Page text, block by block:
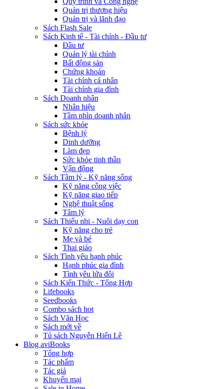
Quản trị thương hiệu
Quản trị và lãnh đạo
Sách Flash Sale
Sách Kinh tế - Tài chính - Đầu tư
Đầu tư
Quản lý tài chính
Bất động sản
Chứng khoán
Tài chính cá nhân
Tài chính gia đình
Sách Doanh nhân
Nhân hiệu
Tầm nhìn doanh nhân
Sách sức khỏe
Bệnh lý
Dinh dưỡng
Làm đẹp
Sức khỏe tinh thần
Vận động
Sách Tâm lý - Kỹ năng sống
Kỹ năng công việc
Kỹ năng giao tiếp
Nghệ thuật sống
Tâm lý
Sách Thiếu nhi - Nuôi dạy con
Kỹ năng cho trẻ
Mẹ và bé
Thai giáo
Sách Tình yêu hạnh phúc
Hạnh phúc gia đình
Tình yêu lứa đôi
Sách Kiến Thức - Tổng Hợp
Lifebooks
Seedbooks
Combo sách hot
Sách Văn Học
Sách mới về
Tủ sách Nguyễn Hiến Lê
Blog aviBooks
Tổng hợp
Tác phẩm
Tác giả
Khuyến mại